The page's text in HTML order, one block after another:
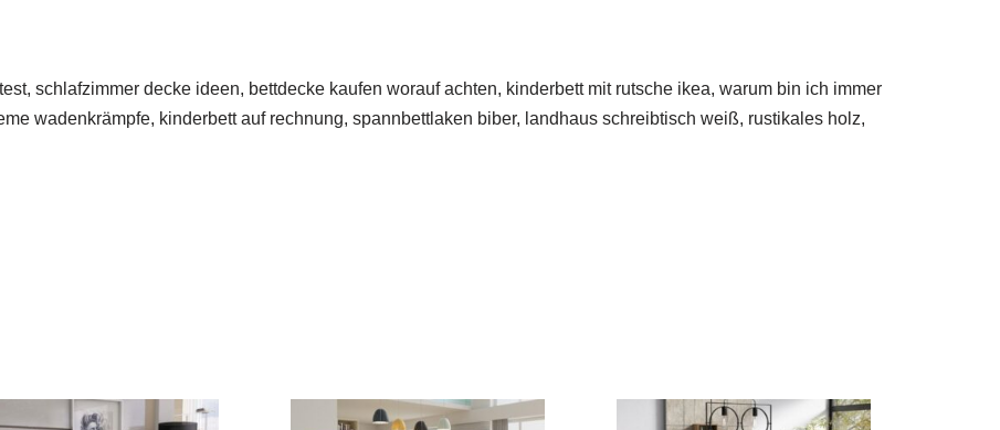
schlafzimmer decke ideen, bettdecke kaufen worauf achten, kinderbett mit rutsche ikea, warum bin ich immer
wadenkrämpfe, kinderbett auf rechnung, spannbettlaken biber, landhaus schreibtisch weiß, rustikales holz,